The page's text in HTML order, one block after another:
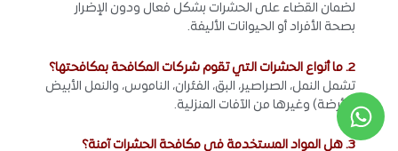
لضمان القضاء على الحشرات بشكل فعال ودون الإضرار
بصحة الأفراد أو الحيوانات الأليفة.
2. ما أنواع الحشرات التي تقوم شركات المكافحة بمكافحتها؟
تشمل النمل، الصراصير، البق، الفئران، الناموس، والنمل الأبيض
(الأرضة) وغيرها من الآفات المنزلية.
3. هل المواد المستخدمة في مكافحة الحشرات آمنة؟